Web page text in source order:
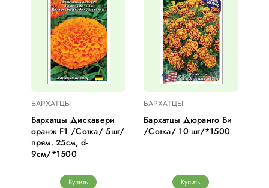
БАРХАТЦЫ
Бархатцы Дискавери
оранж F1 /Сотка/ 5шт/
прям. 25см, d-
9см/*1500
Купить
БАРХАТЦЫ
Бархатцы Дюранго Би
/Сотка/ 10 шт/*1500
Купить